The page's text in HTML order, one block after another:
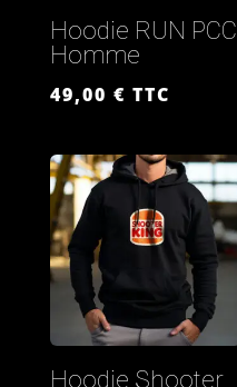
Hoodie RUN PCC
Homme
49,00 € TTC
Hoodie Shooter